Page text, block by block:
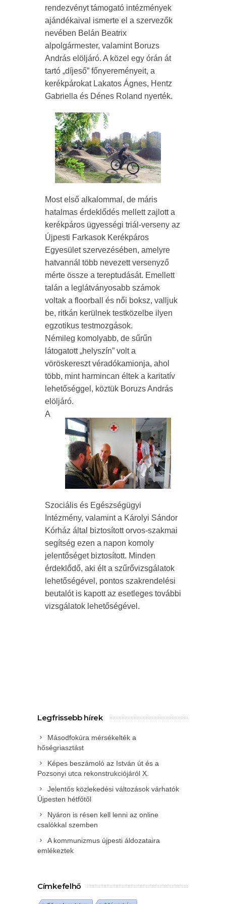
rendezvényt támogató intézmények
ajándékaival ismerte el a szervezők
nevében Belán Beatrix
alpolgármester, valamint Boruzs
András elöljáró. A közel egy órán át
tartó „díjeső” főnyereményeit, a
kerékpárokat Lakatos Ágnes, Hentz
Gabriella és Dénes Roland nyerték.
Most első alkalommal, de máris
hatalmas érdeklődés mellett zajlott a
kerékpáros ügyességi triál-verseny az
Újpesti Farkasok Kerékpáros
Egyesület szervezésében, amelyre
hatvannál több nevezett versenyző
mérte össze a tereptudását. Emellett
talán a leglátványosabb számok
voltak a floorball és női boksz, valljuk
be, ritkán kerülnek testközelbe ilyen
egzotikus testmozgások.
Némileg komolyabb, de sűrűn
látogatott „helyszín” volt a
vöröskereszt véradókamionja, ahol
több, mint harmincan éltek a karitatív
lehetőséggel, köztük Boruzs András
elöljáró.
A
Szociális és Egészségügyi
Intézmény, valamint a Károlyi Sándor
Kórház által biztosított orvos-szakmai
segítség ezen a napon komoly
jelentőséget biztosított. Minden
érdeklődő, aki élt a szűrővizsgálatok
lehetőségével, pontos szakrendelési
beutalót is kapott az esetleges további
vizsgálatok lehetőségével.
Legfrissebb hírek
Másodfokúra mérsékelték a
hőségriasztást
Képes beszámoló az István út és a
Pozsonyi utca rekonstrukciójáról X.
Jelentős közlekedési változások várhatók
Újpesten hétfőtől
Nyáron is résen kell lenni az online
csalókkal szemben
A kommunizmus újpesti áldozataira
emlékeztek
Címkefelhő